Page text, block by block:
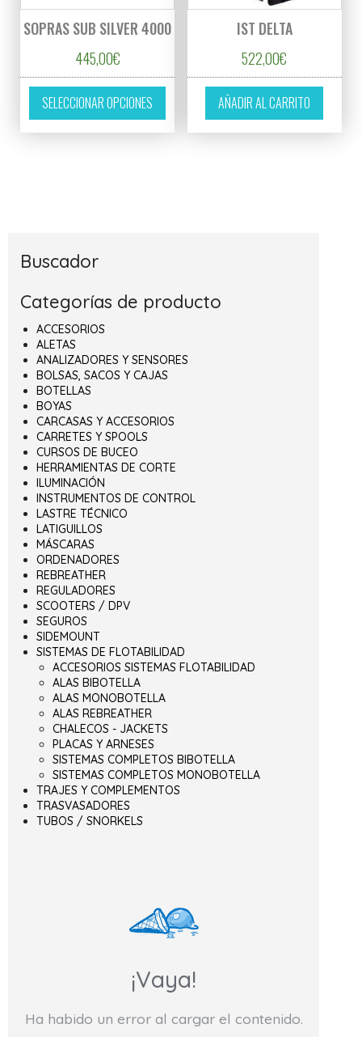
SOPRAS SUB SILVER 4000
445,00€
SELECCIONAR OPCIONES
Este producto tiene múltiples variantes.
IST DELTA
522,00€
AÑADIR AL CARRITO
Buscador
Categorías de producto
ACCESORIOS
ALETAS
ANALIZADORES Y SENSORES
BOLSAS, SACOS Y CAJAS
BOTELLAS
BOYAS
CARCASAS Y ACCESORIOS
CARRETES Y SPOOLS
CURSOS DE BUCEO
HERRAMIENTAS DE CORTE
ILUMINACIÓN
INSTRUMENTOS DE CONTROL
LASTRE TÉCNICO
LATIGUILLOS
MÁSCARAS
ORDENADORES
REBREATHER
REGULADORES
SCOOTERS / DPV
SEGUROS
SIDEMOUNT
SISTEMAS DE FLOTABILIDAD
ACCESORIOS SISTEMAS FLOTABILIDAD
ALAS BIBOTELLA
ALAS MONOBOTELLA
ALAS REBREATHER
CHALECOS - JACKETS
PLACAS Y ARNESES
SISTEMAS COMPLETOS BIBOTELLA
SISTEMAS COMPLETOS MONOBOTELLA
TRAJES Y COMPLEMENTOS
TRASVASADORES
TUBOS / SNORKELS
¡Vaya!
Ha habido un error al cargar el contenido.